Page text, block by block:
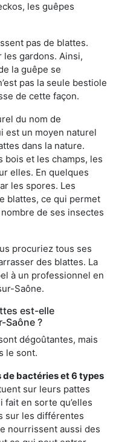
les guêpes
pas de blattes.
gardons. Ainsi,
la guêpe se
pas la seule bestiole
de cette façon.
du nom de
est un moyen naturel
dans la nature.
bois et les champs, les
elles. En quelques
les spores. Les
blattes, ce qui permet
de ses insectes
procuriez tous ses
des blattes. La
à un professionnel en
Saône.
est-elle
Saône ?
dégoûtantes, mais
le sont.
bactéries et 6 types
sur leurs pattes
en sorte qu’elles
sur les différentes
nourrissent aussi des